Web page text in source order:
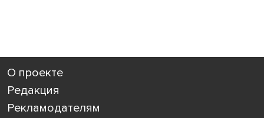
О проекте
Редакция
Рекламодателям